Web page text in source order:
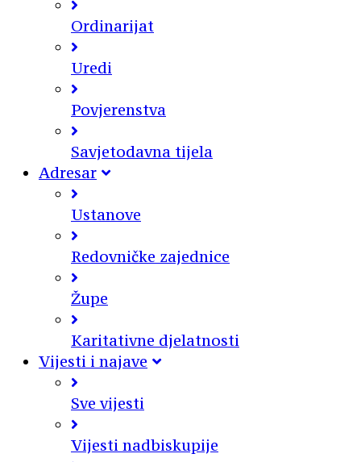
Ordinarijat
Uredi
Povjerenstva
Savjetodavna tijela
Adresar
Ustanove
Redovničke zajednice
Župe
Karitativne djelatnosti
Vijesti i najave
Sve vijesti
Vijesti nadbiskupije